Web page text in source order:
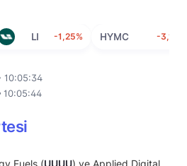
LI -1,25% HYMC -3,19%
10:05:34
10:05:44
Fuels (UUUU) ve Applied Digital